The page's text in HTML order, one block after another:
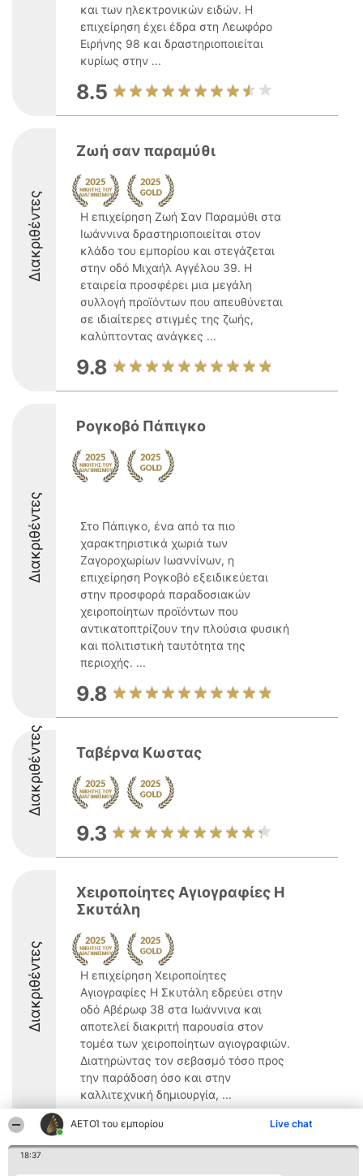
ΑΕΤΟΊ του εμπορίου Live chat
18:37
και των ηλεκτρονικών ειδών. Η
επιχείρηση έχει έδρα στη Λεωφόρο
Ειρήνης 98 και δραστηριοποιείται
κυρίως στην ...
8.5
Διακριθέντες
Ζωή σαν παραμύθι
Η επιχείρηση Ζωή Σαν Παραμύθι στα
Ιωάννινα δραστηριοποιείται στον
κλάδο του εμπορίου και στεγάζεται
στην οδό Μιχαήλ Αγγέλου 39. Η
εταιρεία προσφέρει μια μεγάλη
συλλογή προϊόντων που απευθύνεται
σε ιδιαίτερες στιγμές της ζωής,
καλύπτοντας ανάγκες ...
9.8
Διακριθέντες
Ρογκοβό Πάπιγκο
Στο Πάπιγκο, ένα από τα πιο
χαρακτηριστικά χωριά των
Ζαγοροχωρίων Ιωαννίνων, η
επιχείρηση Ρογκοβό εξειδικεύεται
στην προσφορά παραδοσιακών
χειροποίητων προϊόντων που
αντικατοπτρίζουν την πλούσια φυσική
και πολιτιστική ταυτότητα της
περιοχής. ...
9.8
Διακριθέντες Ταβέρνα Κωστας
9.3
Διακριθέντες
Χειροποίητες Αγιογραφίες Η
Σκυτάλη
Η επιχείρηση Χειροποίητες
Αγιογραφίες Η Σκυτάλη εδρεύει στην
οδό Αβέρωφ 38 στα Ιωάννινα και
αποτελεί διακριτή παρουσία στον
τομέα των χειροποίητων αγιογραφιών.
Διατηρώντας τον σεβασμό τόσο προς
την παράδοση όσο και στην
καλλιτεχνική δημιουργία, ...
9.9